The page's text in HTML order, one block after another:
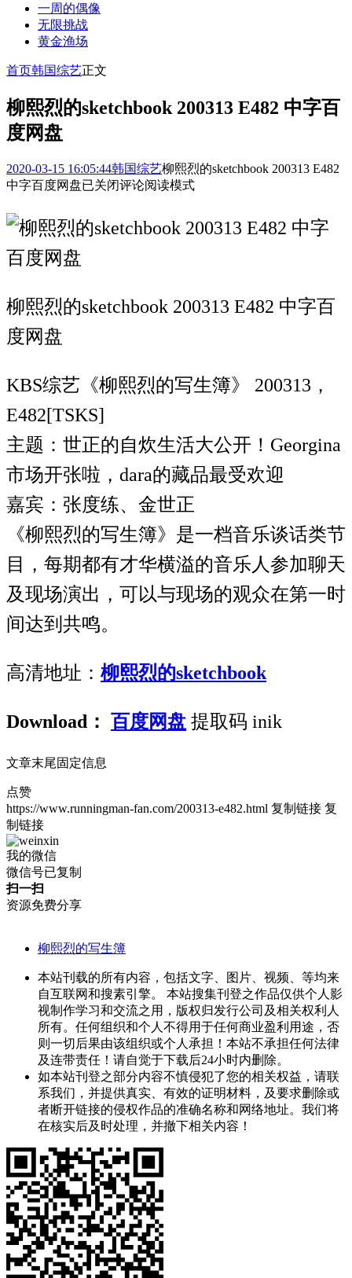
一周的偶像
无限挑战
黄金渔场
首页韩国综艺正文
柳熙烈的sketchbook 200313 E482 中字百
度网盘
2020-03-15 16:05:44韩国综艺柳熙烈的sketchbook 200313 E482
中字百度网盘已关闭评论阅读模式
柳熙烈的sketchbook 200313 E482 中字百
度网盘
KBS综艺《柳熙烈的写生簿》 200313，
E482[TSKS]
主题：世正的自炊生活大公开！Georgina
市场开张啦，dara的藏品最受欢迎
嘉宾：张度练、金世正
《柳熙烈的写生簿》是一档音乐谈话类节
目，每期都有才华横溢的音乐人参加聊天
及现场演出，可以与现场的观众在第一时
间达到共鸣。
高清地址： 柳熙烈的sketchbook
Download： 百度网盘 提取码 inik
文章末尾固定信息
点赞
https://www.runningman-fan.com/200313-e482.html 复制链接 复
制链接
我的微信
微信号已复制
扫一扫
资源免费分享
柳熙烈的写生簿
本站刊载的所有内容，包括文字、图片、视频、等均来
自互联网和搜素引擎。 本站搜集刊登之作品仅供个人影
视制作学习和交流之用，版权归发行公司及相关权利人
所有。任何组织和个人不得用于任何商业盈利用途，否
则一切后果由该组织或个人承担！本站不承担任何法律
及连带责任！请自觉于下载后24小时内删除。
如本站刊登之部分内容不慎侵犯了您的相关权益，请联
系我们，并提供真实、有效的证明材料，及要求删除或
者断开链接的侵权作品的准确名称和网络地址。我们将
在核实后及时处理，并撤下相关内容！